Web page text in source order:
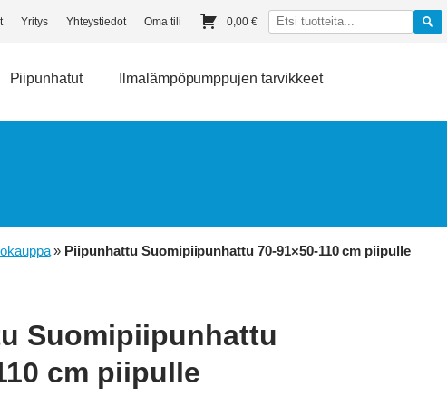
Yritys Yhteystiedot Oma tili 0,00 €
Piipunhatut Ilmalämpöpumppujen tarvikkeet
» Piipunhattu Suomipiipunhattu 70-91×50-110 cm piipulle
Suomipiipunhattu
cm piipulle